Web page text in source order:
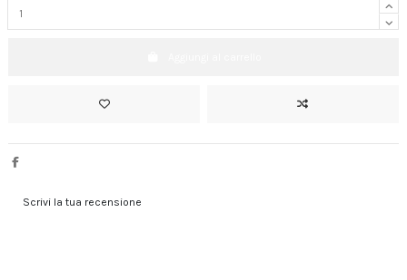
Scrivi la tua recensione